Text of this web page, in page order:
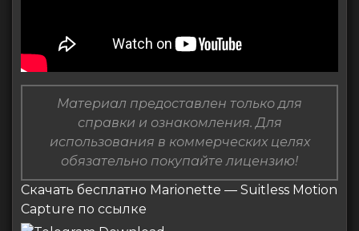
Материал предоставлен только для
справки и ознакомления. Для
использования в коммерческих целях
обязательно покупайте лицензию!
Скачать бесплатно Marionette — Suitless Motion
Capture по ссылке